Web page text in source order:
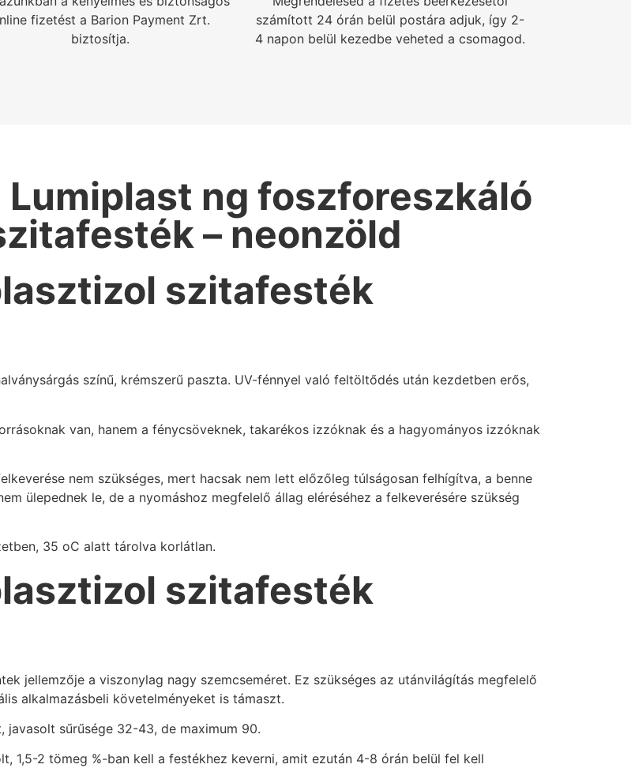
fizetést a Barion Payment Zrt.
biztosítja.
számított 24 órán belül postára adjuk, így 2-
4 napon belül kezedbe veheted a csomagod.
ng foszforeszkáló
– neonzöld
szitafesték
színű, krémszerű paszta. UV-fénnyel való feltöltődés után kezdetben erős,
van, hanem a fénycsöveknek, takarékos izzóknak és a hagyományos izzóknak
nem szükséges, mert hacsak nem lett előzőleg túlságosan felhígítva, a benne
ülepednek le, de a nyomáshoz megfelelő állag eléréséhez a felkeverésére szükség
35 oC alatt tárolva korlátlan.
szitafesték
jellemzője a viszonylag nagy szemcseméret. Ez szükséges az utánvilágítás megfelelő
alkalmazásbeli követelményeket is támaszt.
sűrűsége 32-43, de maximum 90.
1,5-2 tömeg %-ban kell a festékhez keverni, amit ezután 4-8 órán belül fel kell